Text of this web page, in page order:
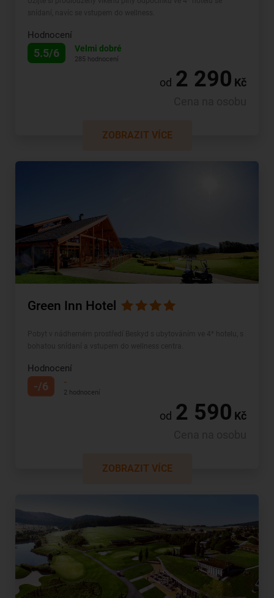
Hodnocení
5.5/6 Velmi dobré
285 hodnocení
od 2 290 Kč
ZOBRAZIT VÍCE
Green Inn Hotel
Hodnocení
-/6 -
2 hodnocení
od 2 590 Kč
ZOBRAZIT VÍCE